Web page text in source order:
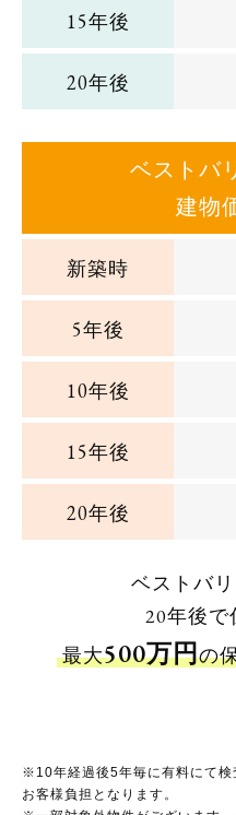
15年後
20年後
ベストバ
建物
新築時
5年後
10年後
15年後
20年後
ベストバ
20年後で
最大500万円の
※10年経過後5年毎に有料にて検
お客様負担となります。